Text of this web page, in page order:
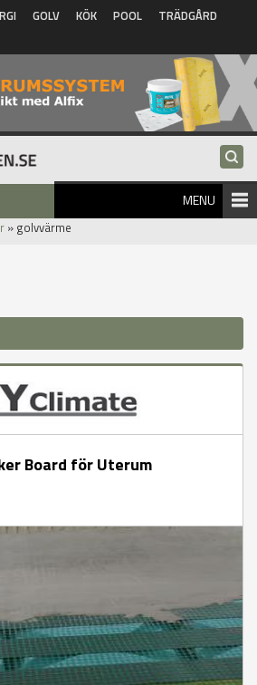
GOLV KÖK POOL
TRÄDGÅRD
MENU
» golvvärme
Board för Uterum